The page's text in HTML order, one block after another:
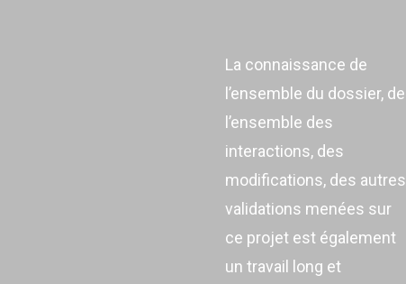
La connaissance de
l’ensemble du dossier, de
l’ensemble des
interactions, des
modifications, des autres
validations menées sur
ce projet est également
un travail long et